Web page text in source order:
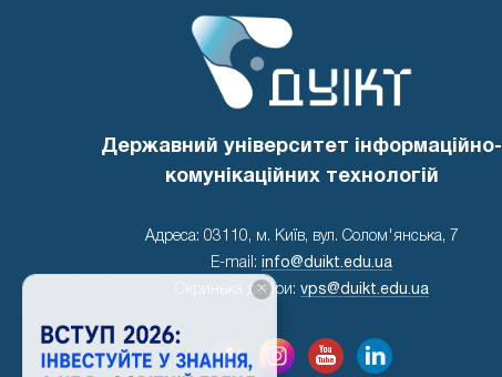
Державний університет інформаційно-
комунікаційних технологій
Адреса: 03110, м. Київ, вул. Солом'янська, 7
E-mail: info@duikt.edu.ua
Скринька довіри: vps@duikt.edu.ua
×